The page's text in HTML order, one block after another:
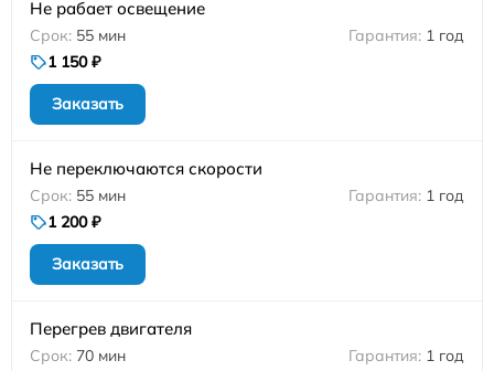
Не рабает освещение
55 мин
1 год
1 150 ₽
Заказать
Не переключаются скорости
55 мин
1 год
1 200 ₽
Заказать
Перегрев двигателя
70 мин
1 год